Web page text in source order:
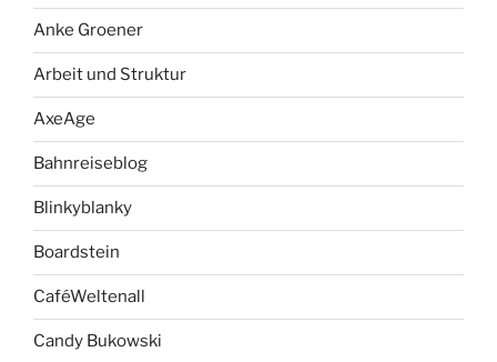
Anke Groener
Arbeit und Struktur
AxeAge
Bahnreiseblog
Blinkyblanky
Boardstein
CaféWeltenall
Candy Bukowski